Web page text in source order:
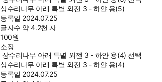
상수리나무 아래 특별 외전 3 - 하얀 용(5)
등록일 2024.07.25
글자수 약 4.2천 자
100원
소장
상수리나무 아래 특별 외전 3 - 하얀 용(4) 선택
상수리나무 아래 특별 외전 3 - 하얀 용(4)
등록일 2024.07.25